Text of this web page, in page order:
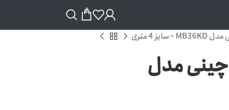
0
تورچ دستی هواخنک CO₂ چینی مدل